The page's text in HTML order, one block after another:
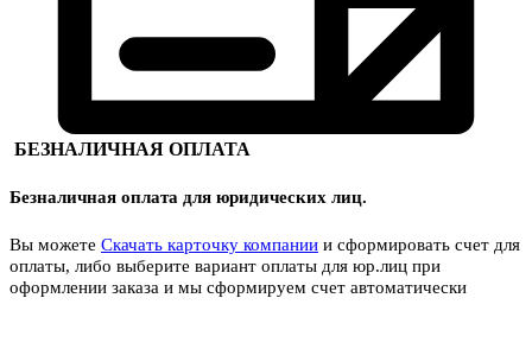
БЕЗНАЛИЧНАЯ ОПЛАТА
Безналичная оплата для юридических лиц.
Вы можете Скачать карточку компании и сформировать счет для
оплаты, либо выберите вариант оплаты для юр.лиц при
оформлении заказа и мы сформируем счет автоматически